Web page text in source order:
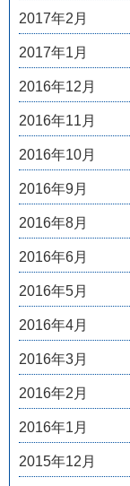
2017年2月
2017年1月
2016年12月
2016年11月
2016年10月
2016年9月
2016年8月
2016年6月
2016年5月
2016年4月
2016年3月
2016年2月
2016年1月
2015年12月